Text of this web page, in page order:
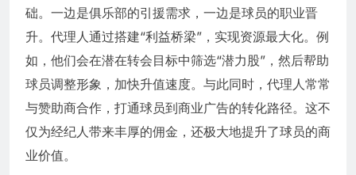
础。一边是俱乐部的引援需求，一边是球员的职业晋
升。代理人通过搭建“利益桥梁”，实现资源最大化。例
如，他们会在潜在转会目标中筛选“潜力股”，然后帮助
球员调整形象，加快升值速度。与此同时，代理人常常
与赞助商合作，打通球员到商业广告的转化路径。这不
仅为经纪人带来丰厚的佣金，还极大地提升了球员的商
业价值。